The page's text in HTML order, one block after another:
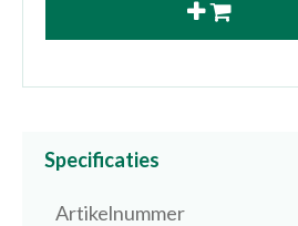
Specificaties
Artikelnummer